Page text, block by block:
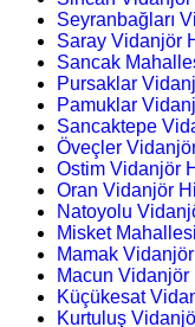
Seyranbağları
Saray Vidanjör
Sancak
Pursaklar
Pamuklar
Sancaktepe
Öveçler
Ostim Vidanjör
Oran Vidanjör
Natoyolu
Misket
Mamak
Macun Vidanjör
Küçükesat
Kurtuluş